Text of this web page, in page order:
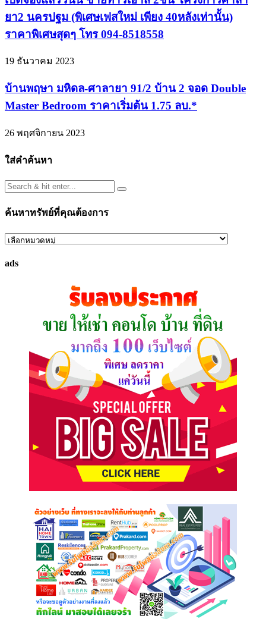
ยา2 นครปฐม (พิเศษเฟสใหม่ เพียง 40หลังเท่านั้น)
ราคาพิเศษสุดๆ โทร 094-8518558
19 ธันวาคม 2023
บ้านพฤษา มหิดล-ศาลายา 91/2 บ้าน 2 จอด Double
Master Bedroom ราคาเริ่มต้น 1.75 ลบ.*
26 พฤศจิกายน 2023
ใส่คำค้นหา
ค้นหาทรัพย์ที่คุณต้องการ
ค้นหา
ที่
ads